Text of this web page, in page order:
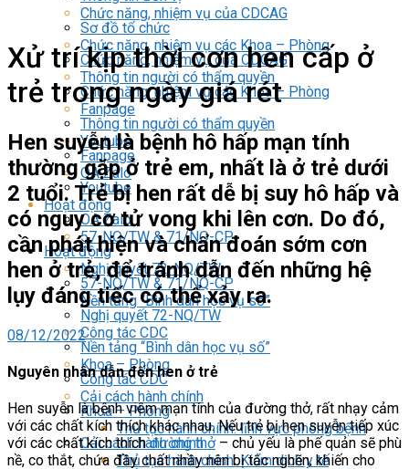
Chức năng, nhiệm vụ của CDCAG
Chức năng, nhiệm vụ các Khoa – Phòng
Thông tin người có thẩm quyền
Fanpage
Youtube
OA Zalo
Hoạt động
57-NQ/TW & 71/NQ-CP
Nghị quyết 72-NQ/TW
Nền tảng “Bình dân học vụ số”
Công tác CDC
Khoa – Phòng
Cải cách hành chính
Thủ tục hành chính: lĩnh vực phòng bệnh
Thủ tục hành chính: Kiểm dịch y tế
Sơ đồ tổ chức
Chức năng, nhiệm vụ của CDCAG
Chức năng, nhiệm vụ các Khoa – Phòng
Thông tin người có thẩm quyền
Fanpage
Youtube
OA Zalo
Hoạt động
57-NQ/TW & 71/NQ-CP
Nghị quyết 72-NQ/TW
Nền tảng “Bình dân học vụ số”
Công tác CDC
Khoa – Phòng
Cải cách hành chính
Xử trí kịp thời cơn hen cấp ở
trẻ trong ngày giá rét
Hen suyễn là bệnh hô hấp mạn tính
thường gặp ở trẻ em, nhất là ở trẻ dưới
2 tuổi. Trẻ bị hen rất dễ bị suy hô hấp và
có nguy cơ tử vong khi lên cơn. Do đó,
cần phát hiện và chẩn đoán sớm cơn
hen ở trẻ, để tránh dẫn đến những hệ
lụy đáng tiếc có thể xảy ra.
08/12/2022
Nguyên nhân dẫn đến hen ở trẻ
Hen suyễn là bệnh viêm mạn tính của đường thở, rất nhạy cảm
với các chất kích thích khác nhau. Nếu trẻ bị hen suyễn tiếp xúc
với các chất kích thíchđường thở– chủ yếu là phế quản sẽ phù
nề, co thắt, chứa đầy chất nhầy nên bị tắc nghẽn, khiến cho